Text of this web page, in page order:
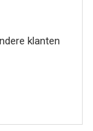
klanten